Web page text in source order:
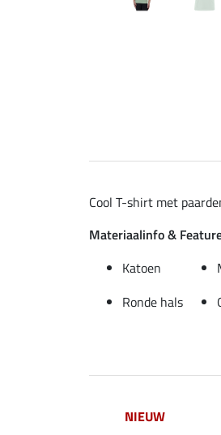
Cool T-shirt met
Materiaalinfo &
Katoen
Ronde hals
NIEUW